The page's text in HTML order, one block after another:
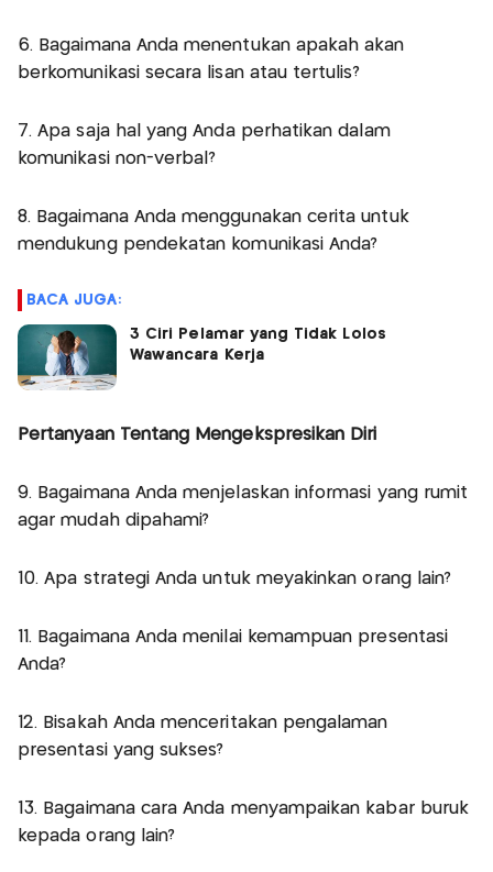
6. Bagaimana Anda menentukan apakah akan
berkomunikasi secara lisan atau tertulis?
7. Apa saja hal yang Anda perhatikan dalam
komunikasi non-verbal?
8. Bagaimana Anda menggunakan cerita untuk
mendukung pendekatan komunikasi Anda?
BACA JUGA:
3 Ciri Pelamar yang Tidak Lolos
Wawancara Kerja
Pertanyaan Tentang Mengekspresikan Diri
9. Bagaimana Anda menjelaskan informasi yang rumit
agar mudah dipahami?
10. Apa strategi Anda untuk meyakinkan orang lain?
11. Bagaimana Anda menilai kemampuan presentasi
Anda?
12. Bisakah Anda menceritakan pengalaman
presentasi yang sukses?
13. Bagaimana cara Anda menyampaikan kabar buruk
kepada orang lain?